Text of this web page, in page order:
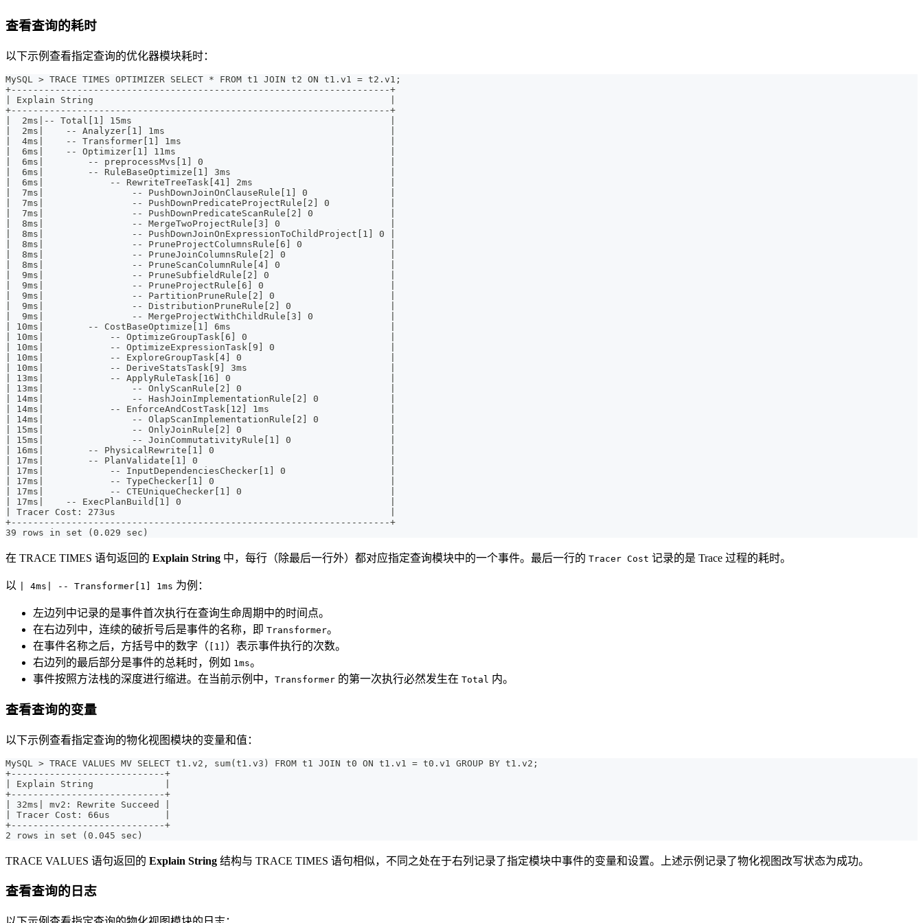
查看查询的耗时
以下示例查看指定查询的优化器模块耗时：
MySQL > TRACE TIMES OPTIMIZER SELECT * FROM t1 JOIN t2 ON t1.v1 = t2.v1;
+---------------------------------------------------------------------+
| Explain String                                                      |
+---------------------------------------------------------------------+
|  2ms|-- Total[1] 15ms                                               |
|  2ms|    -- Analyzer[1] 1ms                                         |
|  4ms|    -- Transformer[1] 1ms                                      |
|  6ms|    -- Optimizer[1] 11ms                                       |
|  6ms|        -- preprocessMvs[1] 0                                  |
|  6ms|        -- RuleBaseOptimize[1] 3ms                             |
|  6ms|            -- RewriteTreeTask[41] 2ms                         |
|  7ms|                -- PushDownJoinOnClauseRule[1] 0               |
|  7ms|                -- PushDownPredicateProjectRule[2] 0           |
|  7ms|                -- PushDownPredicateScanRule[2] 0              |
|  8ms|                -- MergeTwoProjectRule[3] 0                    |
|  8ms|                -- PushDownJoinOnExpressionToChildProject[1] 0 |
|  8ms|                -- PruneProjectColumnsRule[6] 0                |
|  8ms|                -- PruneJoinColumnsRule[2] 0                   |
|  8ms|                -- PruneScanColumnRule[4] 0                    |
|  9ms|                -- PruneSubfieldRule[2] 0                      |
|  9ms|                -- PruneProjectRule[6] 0                       |
|  9ms|                -- PartitionPruneRule[2] 0                     |
|  9ms|                -- DistributionPruneRule[2] 0                  |
|  9ms|                -- MergeProjectWithChildRule[3] 0              |
| 10ms|        -- CostBaseOptimize[1] 6ms                             |
| 10ms|            -- OptimizeGroupTask[6] 0                          |
| 10ms|            -- OptimizeExpressionTask[9] 0                     |
| 10ms|            -- ExploreGroupTask[4] 0                           |
| 10ms|            -- DeriveStatsTask[9] 3ms                          |
| 13ms|            -- ApplyRuleTask[16] 0                             |
| 13ms|                -- OnlyScanRule[2] 0                           |
| 14ms|                -- HashJoinImplementationRule[2] 0             |
| 14ms|            -- EnforceAndCostTask[12] 1ms                      |
| 14ms|                -- OlapScanImplementationRule[2] 0             |
| 15ms|                -- OnlyJoinRule[2] 0                           |
| 15ms|                -- JoinCommutativityRule[1] 0                  |
| 16ms|        -- PhysicalRewrite[1] 0                                |
| 17ms|        -- PlanValidate[1] 0                                   |
| 17ms|            -- InputDependenciesChecker[1] 0                   |
| 17ms|            -- TypeChecker[1] 0                                |
| 17ms|            -- CTEUniqueChecker[1] 0                           |
| 17ms|    -- ExecPlanBuild[1] 0                                      |
| Tracer Cost: 273us                                                  |
+---------------------------------------------------------------------+
39 rows in set (0.029 sec)
在 TRACE TIMES 语句返回的 Explain String 中，每行（除最后一行外）都对应指定查询模块中的一个事件。最后一行的 Tracer Cost 记录的是 Trace 过程的耗时。
以 | 4ms| -- Transformer[1] 1ms 为例：
左边列中记录的是事件首次执行在查询生命周期中的时间点。
在右边列中，连续的破折号后是事件的名称，即 Transformer。
在事件名称之后，方括号中的数字（ [1] ）表示事件执行的次数。
右边列的最后部分是事件的总耗时，例如 1ms。
事件按照方法栈的深度进行缩进。在当前示例中， Transformer 的第一次执行必然发生在 Total 内。
查看查询的变量
以下示例查看指定查询的物化视图模块的变量和值：
MySQL > TRACE VALUES MV SELECT t1.v2, sum(t1.v3) FROM t1 JOIN t0 ON t1.v1 = t0.v1 GROUP BY t1.v2;
+----------------------------+
| Explain String             |
+----------------------------+
| 32ms| mv2: Rewrite Succeed |
| Tracer Cost: 66us          |
+----------------------------+
2 rows in set (0.045 sec)
TRACE VALUES 语句返回的 Explain String 结构与 TRACE TIMES 语句相似，不同之处在于右列记录了指定模块中事件的变量和设置。上述示例记录了物化视图改写状态为成功。
查看查询的日志